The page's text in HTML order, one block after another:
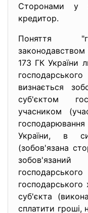
Сторонами у
кредитор.
Поняття
законодавством
173 ГК України
визнається
суб'єктом
учасником
України, в
(зобов'язана
суб'єкта
сплатити гроші,